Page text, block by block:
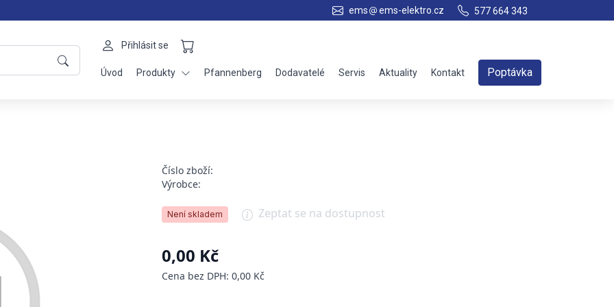
ems ems-elektro.cz 577 664 343
Přihlásit se
Úvod Produkty Pfannenberg Dodavatelé Servis Aktuality Kontakt Poptávka
Číslo zboží:
Výrobce:
Není skladem Zeptat se na dostupnost
0,00 Kč
Cena bez DPH: 0,00 Kč